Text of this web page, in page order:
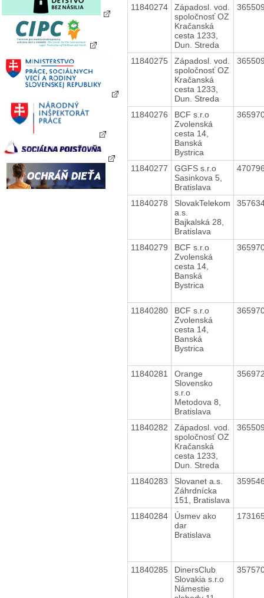
11840274
Západosl. vod.
spoločnosť OZ
Kračanská
cesta 1233,
Dun. Streda
11840275
Západosl. vod.
spoločnosť OZ
Kračanská
cesta 1233,
Dun. Streda
11840276
BCF s.r.o
Zvolenská
cesta 14,
Banská
Bystrica
11840277
GGFS s.r.o
Sasinkova 5,
Bratislava
11840278
SlovakTelekom
a.s.
Bajkalská 28,
Bratislava
11840279
BCF s.r.o
Zvolenská
cesta 14,
Banská
Bystrica
11840280
BCF s.r.o
Zvolenská
cesta 14,
Banská
Bystrica
11840281
Orange
Slovensko
s.r.o
Metodova 8,
Bratislava
11840282
Západosl. vod.
spoločnosť OZ
Kračanská
cesta 1233,
Dun. Streda
11840283
Slovanet a.s.
Záhrdnícka
151, Bratislava
11840284
Úsmev ako
dar
Bratislava
11840285
DinersClub
Slovakia s.r.o
Námestie